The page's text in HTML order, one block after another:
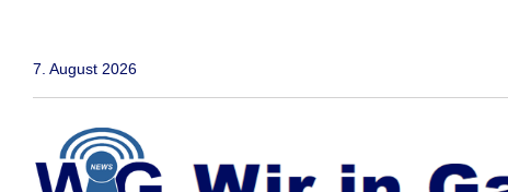
7. August 2026